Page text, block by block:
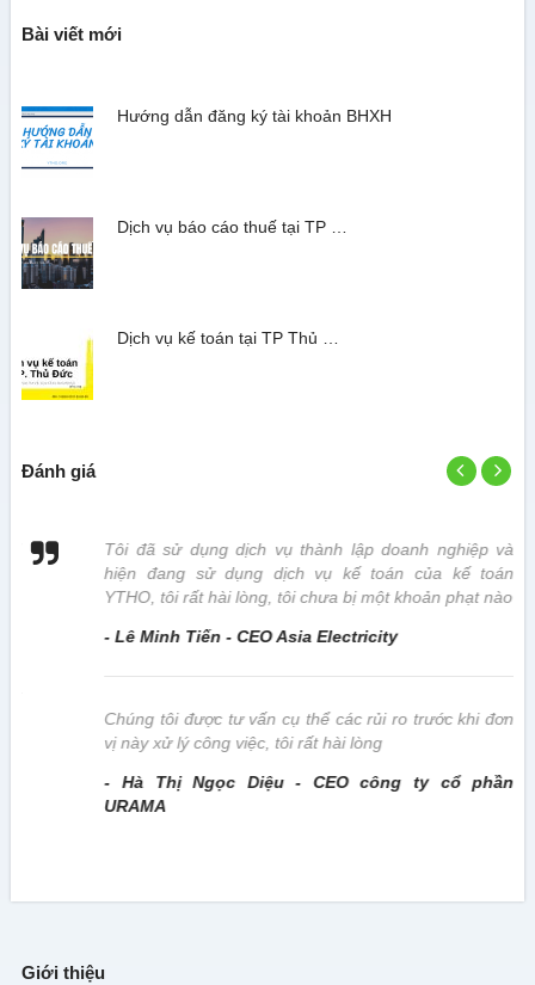
Bài viết mới
Hướng dẫn đăng ký tài khoản BHXH
Dịch vụ báo cáo thuế tại TP …
Dịch vụ kế toán tại TP Thủ …
Đánh giá
Tôi đã sử dụng dịch vụ thành lập doanh nghiệp và
hiện đang sử dụng dịch vụ kế toán của kế toán
YTHO, tôi rất hài lòng, tôi chưa bị một khoản phạt nào
- Lê Minh Tiến - CEO Asia Electricity
Chúng tôi được tư vấn cụ thể các rủi ro trước khi đơn
vị này xử lý công việc, tôi rất hài lòng
- Hà Thị Ngọc Diệu - CEO công ty cổ phần
URAMA
Giới thiệu